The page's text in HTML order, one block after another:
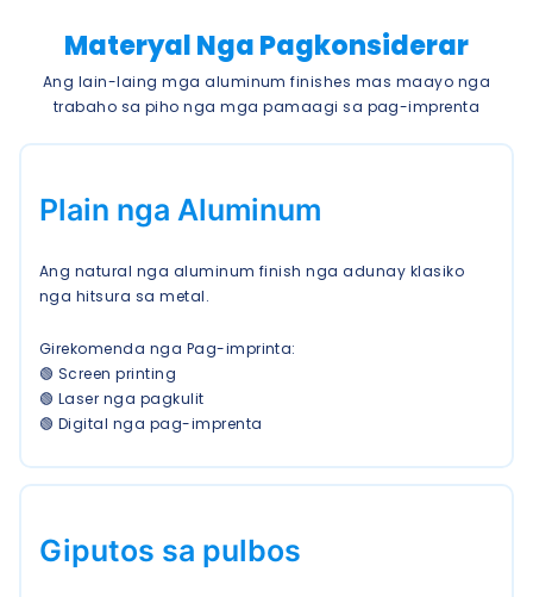
Materyal Nga Pagkonsiderar
Ang lain-laing mga aluminum finishes mas maayo nga
trabaho sa piho nga mga pamaagi sa pag-imprenta
Plain nga Aluminum
Ang natural nga aluminum finish nga adunay klasiko
nga hitsura sa metal.
Girekomenda nga Pag-imprinta:
🟢 Screen printing
🟢 Laser nga pagkulit
🟢 Digital nga pag-imprenta
Giputos sa pulbos